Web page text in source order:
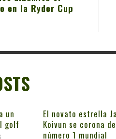
en la Ryder Cup
un
golf
El novato estrella
Koivun se corona
número 1 mundial